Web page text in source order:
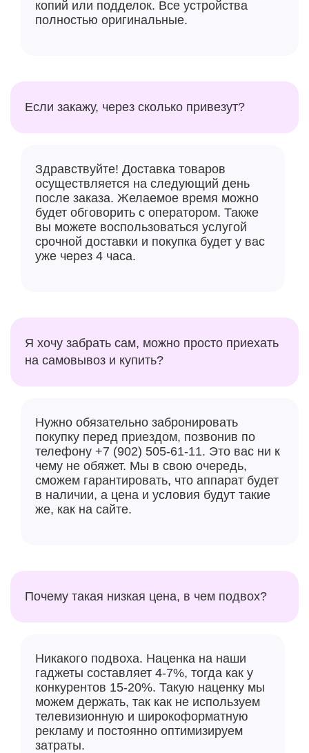
Эти иммерсивные экраны созданы для грандиозных
игр. Увеличенный размер и ультратонкие рамки 6,2-
Booster делает цветопередачу и контрастность
оптимальными.
Быстрая Отправка за пределами вашей
Вы не ограничены смартфонами Galaxy.
Используйте QR-коды и сохраненные контакты,
чтобы делиться контентом с пользователями iOS
или друзьями и родственниками, даже если они
находятся далеко. Переносите данные просто
iOS
копий или подделок. Все устройства
полностью оригинальные.
Если закажу, через сколько привезут?
Здравствуйте! Доставка товаров
осуществляется на следующий день
после заказа. Желаемое время можно
будет обговорить с оператором. Также
вы можете воспользоваться услугой
срочной доставки и покупка будет у вас
уже через 4 часа.
Я хочу забрать сам, можно просто приехать
на самовывоз и купить?
Нужно обязательно забронировать
покупку перед приездом, позвонив по
телефону +7 (902) 505-61-11. Это вас ни к
чему не обяжет. Мы в свою очередь,
сможем гарантировать, что аппарат будет
в наличии, а цена и условия будут такие
же, как на сайте.
Почему такая низкая цена, в чем подвох?
Никакого подвоха. Наценка на наши
гаджеты составляет 4-7%, тогда как у
конкурентов 15-20%. Такую наценку мы
можем держать, так как не используем
телевизионную и широкоформатную
рекламу и постоянно оптимизируем
затраты.